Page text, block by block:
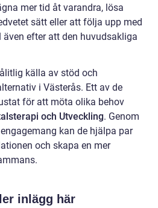
mer tid åt varandra, lösa
sätt eller att följa upp med
efter att den huvudsakliga
källa av stöd och
i Västerås. Ett av de
för att möta olika behov
och Utveckling. Genom
kan de hjälpa par
och skapa en mer
inlägg här